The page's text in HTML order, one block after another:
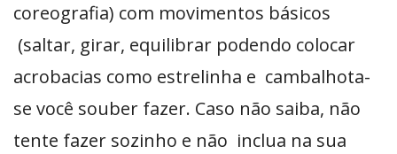
coreografia) com movimentos básicos
(saltar, girar, equilibrar podendo colocar
acrobacias como estrelinha e cambalhota-
se você souber fazer. Caso não saiba, não
tente fazer sozinho e não inclua na sua